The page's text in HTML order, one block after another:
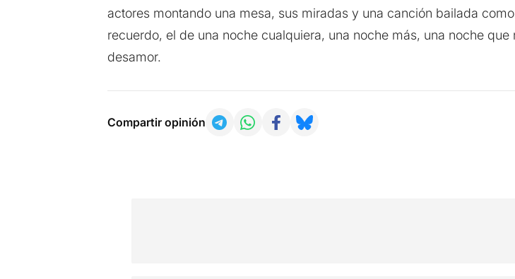
actores montando una mesa, sus miradas y una canción bailada
recuerdo, el de una noche cualquiera, una noche más, una noche
desamor.
Compartir opinión